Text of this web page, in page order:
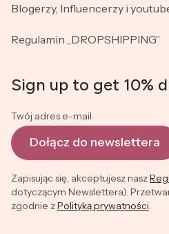
Blogerzy, Influencerzy i
Regulamin „DROPSHIPPING”
Sign up to get 10%
Twój adres e-mail
Dołącz do newslettera
Zapisując się, akceptujesz nasz
dotyczącym Newslettera).
zgodnie zPolityką prywatności.